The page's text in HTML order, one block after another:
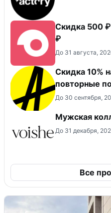
Скидка 500
₽
До 31 августа,
Скидка 10%
повторные
До 30 сентября,
Мужская
До 31 декабря,
Все